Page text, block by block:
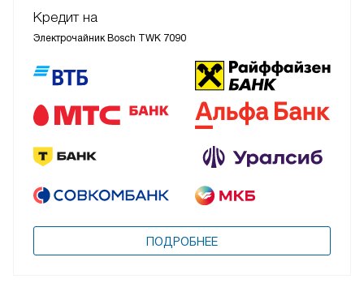
Кредит на
Электрочайник Bosch TWK 7090
ПОДРОБНЕЕ